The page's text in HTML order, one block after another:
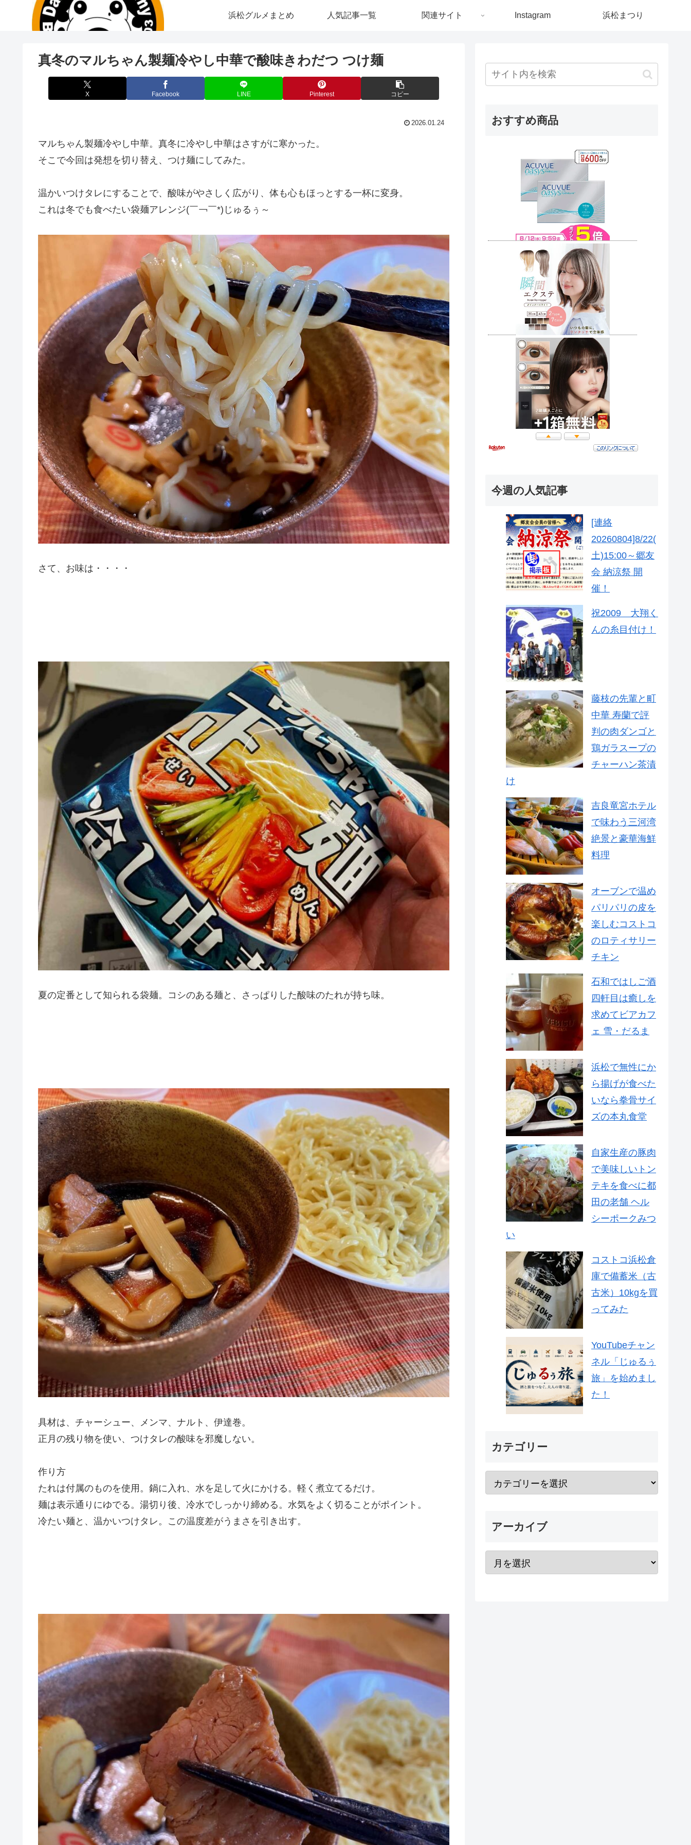
浜松グルメまとめ 人気記事一覧 関連サイト Instagram 浜松まつり
真冬のマルちゃん製麺冷やし中華で酸味きわだつ つけ麺
X Facebook LINE Pinterest コピー
2026.01.24
マルちゃん製麺冷やし中華。真冬に冷やし中華はさすがに寒かった。
そこで今回は発想を切り替え、つけ麺にしてみた。
温かいつけタレにすることで、酸味がやさしく広がり、体も心もほっとする一杯に変身。
これは冬でも食べたい袋麺アレンジ(￣￢￣*)じゅるぅ～
さて、お味は・・・・
夏の定番として知られる袋麺。コシのある麺と、さっぱりした酸味のたれが持ち味。
具材は、チャーシュー、メンマ、ナルト、伊達巻。
正月の残り物を使い、つけタレの酸味を邪魔しない。
作り方
たれは付属のものを使用。鍋に入れ、水を足して火にかける。軽く煮立てるだけ。
麺は表示通りにゆでる。湯切り後、冷水でしっかり締める。水気をよく切ることがポイント。
冷たい麺と、温かいつけタレ。この温度差がうまさを引き出す。
おすすめ商品
今週の人気記事
[連絡
20260804]8/22(
土)15:00～郷友
会 納涼祭 開
催！
祝2009 大翔く
んの糸目付け！
藤枝の先輩と町
中華 寿蘭で評
判の肉ダンゴと
鶏ガラスープの
チャーハン茶漬
け
吉良竜宮ホテル
で味わう三河湾
絶景と豪華海鮮
料理
オーブンで温め
パリパリの皮を
楽しむコストコ
のロティサリー
チキン
石和ではしご酒
四軒目は癒しを
求めてビアカフ
ェ 雪・だるま
浜松で無性にか
ら揚げが食べた
いなら拳骨サイ
ズの本丸食堂
自家生産の豚肉
で美味しいトン
テキを食べに都
田の老舗 ヘル
シーポークみつ
い
コストコ浜松倉
庫で備蓄米（古
古米）10kgを買
ってみた
YouTubeチャン
ネル「じゅるぅ
旅」を始めまし
た！
カテゴリー
アーカイブ